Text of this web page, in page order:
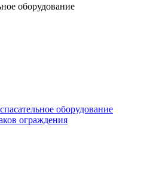
оборудование
оборудование
ограждения